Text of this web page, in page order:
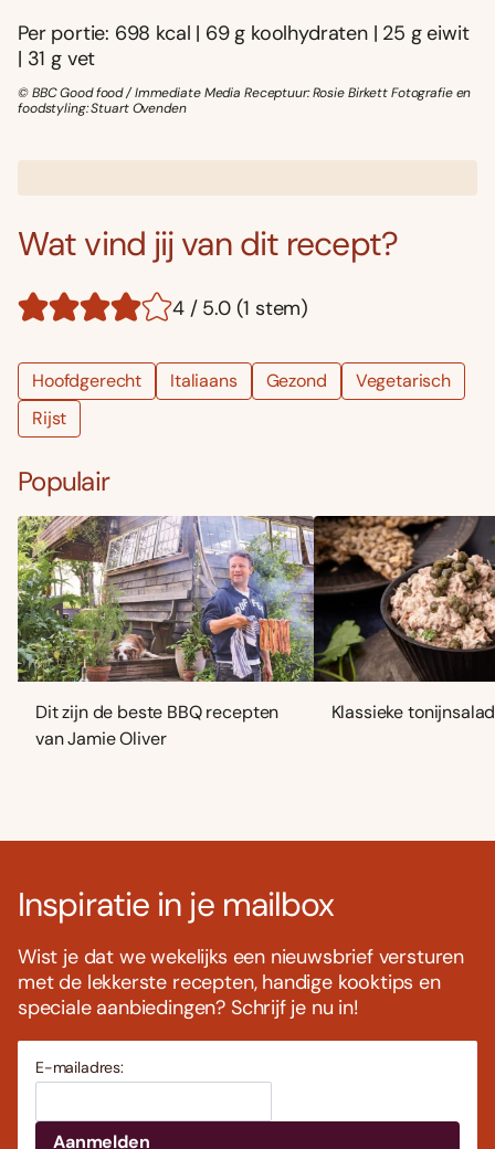
Per portie: 698 kcal | 69 g koolhydraten | 25 g eiwit
| 31 g vet
© BBC Good food / Immediate Media Receptuur: Rosie Birkett Fotografie en
foodstyling: Stuart Ovenden
Wat vind jij van dit recept?
4 / 5.0 (1 stem)
Hoofdgerecht Italiaans Gezond
Vegetarisch
Rijst
Populair
Dit zijn de beste BBQ recepten
van Jamie Oliver
Klassieke
Inspiratie in je mailbox
Wist je dat we wekelijks een nieuwsbrief versturen
met de lekkerste recepten, handige kooktips en
speciale aanbiedingen? Schrijf je nu in!
E-mailadres: